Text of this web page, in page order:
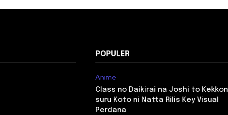
POPULER
Anime
Class no Daikirai na Joshi to Kekkon
suru Koto ni Natta Rilis Key Visual
Perdana